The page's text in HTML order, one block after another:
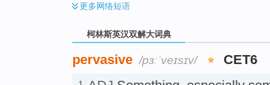
更多网络短语
柯林斯英汉双解大词典
pervasive /pɜːˈveɪsɪv/ CET6